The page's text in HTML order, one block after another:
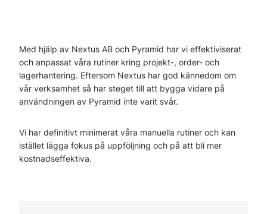
Med hjälp av Nextus AB och Pyramid har vi effektiviserat
och anpassat våra rutiner kring projekt-, order- och
lagerhantering. Eftersom Nextus har god kännedom om
vår verksamhet så har steget till att bygga vidare på
användningen av Pyramid inte varit svår.
Vi har definitivt minimerat våra manuella rutiner och kan
istället lägga fokus på uppföljning och på att bli mer
kostnadseffektiva.